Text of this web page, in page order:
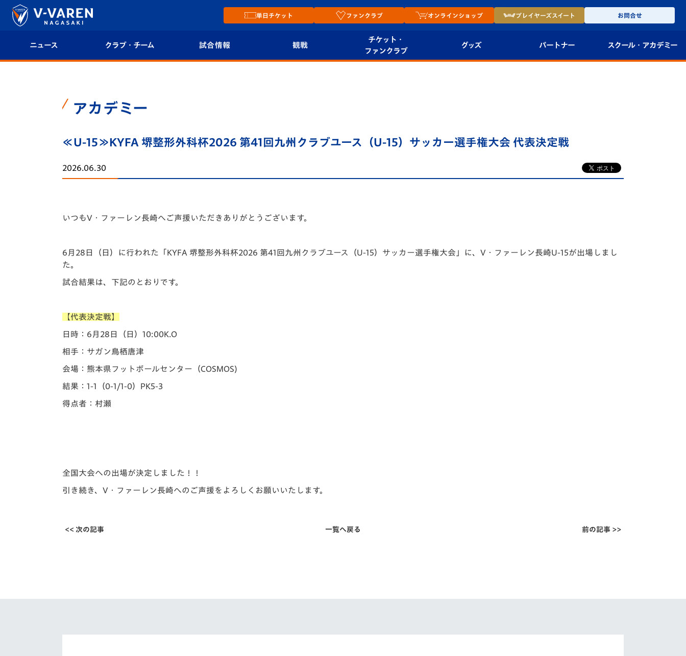
単日チケット ファンクラブ オンラインショップ プレイヤーズスイート お問合せ
ニュース クラブ・チーム
選手プロフィール
チームスケジュール
クラブハウス（練習
応援メディア
ホームタウン活動
試合情報
フォトギャラリー
観戦
Revive Team
チケット・
ファンクラブ
グッズ
店舗情報
パートナー スクール・ アカデミー
スクール
アカデミー
≪U-15≫KYFA 堺整形外科杯2026 第41回九州クラブユース（U-15）サッカー選手権大会 代表決定戦
2026.06.30
いつもV・ファーレン長崎へご声援いただきありがとうございます。
6月28日（日）に行われた「️KYFA 堺整形外科杯2026 第41回九州クラブユース（U-15）サッカー選手権大会」に、V・ファーレン長崎U-15が出場しまし
た。
試合結果は、下記のとおりです。
【代表決定戦】
日時：6月28日（日）10:00K.O
相手：サガン鳥栖唐津
会場：熊本県フットボールセンター（COSMOS)
結果：1-1（0-1/1-0）PK5-3
得点者：村瀬
全国大会への出場が決定しました！！
引き続き、V・ファーレン長崎へのご声援をよろしくお願いいたします。
<< 次の記事 一覧へ戻る 前の記事 >>